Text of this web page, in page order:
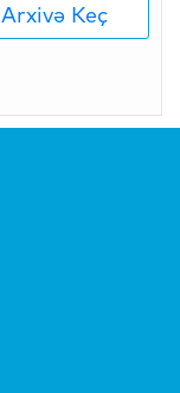
Arxivə Keç